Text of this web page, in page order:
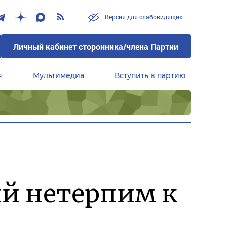
Версия для слабовидящих
Личный кабинет сторонника/члена Партии
Мультимедиа Вступить в партию
нетерпим к